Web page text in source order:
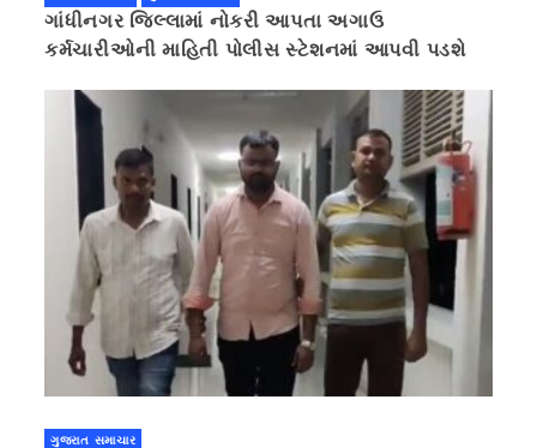
ગાંધીનગર જિલ્લામાં નોકરી આપતા અગાઉ
કર્મચારીઓની માહિતી પોલીસ સ્ટેશનમાં આપવી પડશે
ગુજરાત સમાચાર